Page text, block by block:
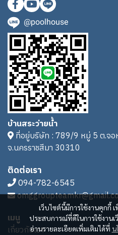
เว็บไซต์นี้มีการใช้งานคุกกี้
ประสบการณ์ที่ดีในการใช้งาน
อ่านรายละเอียดเพิ่มเติมได้ที่ น
@poolhouse
บ้านสระว่ายน้ำ
ที่อยู่บริษัท : 789/9 หมู่ 5 ต.จอ
จ.นครราชสีมา 30310
ติดต่อเรา
094-782-6545
เมนู
เกี่ยวกับเรา